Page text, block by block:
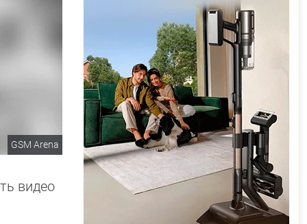
GSM Arena
видео